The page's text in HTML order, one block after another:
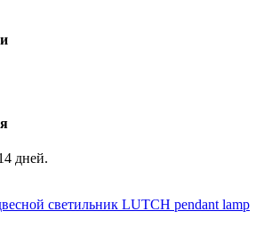
дней.
светильник LUTCH pendant lamp